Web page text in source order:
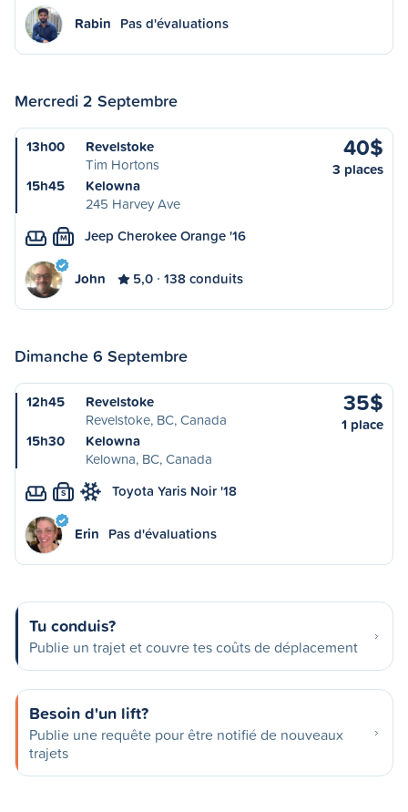
Rabin Pas d'évaluations
Mercredi 2 Septembre
13h00
Revelstoke
Tim Hortons
15h45
Kelowna
245 Harvey Ave
40$
3 places
M Jeep Cherokee Orange '16
John 5,0 138 conduits
Dimanche 6 Septembre
12h45
Revelstoke
Revelstoke, BC, Canada
15h30
Kelowna
Kelowna, BC, Canada
35$
1 place
S Toyota Yaris Noir '18
Erin Pas d'évaluations
Tu conduis?
Publie un trajet et couvre tes coûts de déplacement
Besoin d'un lift?
Publie une requête pour être notifié de nouveaux
trajets